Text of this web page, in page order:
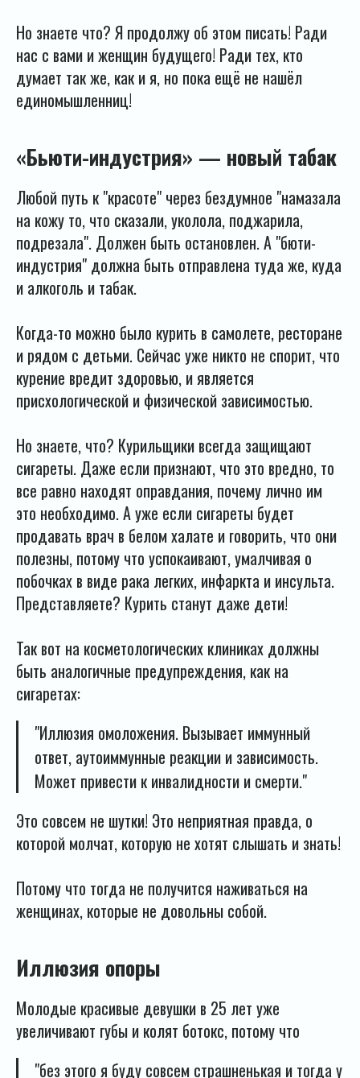
Но знаете что? Я продолжу об этом писать! Ради
нас с вами и женщин будущего! Ради тех, кто
думает так же, как и я, но пока ещё не нашёл
единомышленниц!
«Бьюти-индустрия» — новый табак
Любой путь к "красоте" через бездумное "намазала
на кожу то, что сказали, уколола, поджарила,
подрезала". Должен быть остановлен. А "бюти-
индустрия" должна быть отправлена туда же, куда
и алкоголь и табак.
Когда-то можно было курить в самолете, ресторане
и рядом с детьми. Сейчас уже никто не спорит, что
курение вредит здоровью, и является
присхологической и физической зависимостью.
Но знаете, что? Курильщики всегда защищают
сигареты. Даже если признают, что это вредно, то
все равно находят оправдания, почему лично им
это необходимо. А уже если сигареты будет
продавать врач в белом халате и говорить, что они
полезны, потому что успокаивают, умалчивая о
побочках в виде рака легких, инфаркта и инсульта.
Представляете? Курить станут даже дети!
Так вот на косметологических клиниках должны
быть аналогичные предупреждения, как на
сигаретах:
"Иллюзия омоложения. Вызывает иммунный
ответ, аутоиммунные реакции и зависимость.
Может привести к инвалидности и смерти."
Это совсем не шутки! Это неприятная правда, о
которой молчат, которую не хотят слышать и знать!
Потому что тогда не получится наживаться на
женщинах, которые не довольны собой.
Иллюзия опоры
Молодые красивые девушки в 25 лет уже
увеличивают губы и колят ботокс, потому что
"без этого я буду совсем страшненькая и тогда у